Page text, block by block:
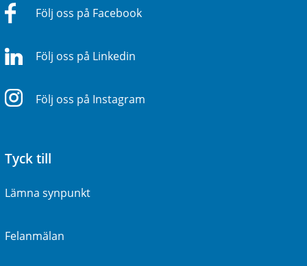
Följ oss på Facebook
Följ oss på Linkedin
Följ oss på Instagram
Tyck till
Lämna synpunkt
Felanmälan